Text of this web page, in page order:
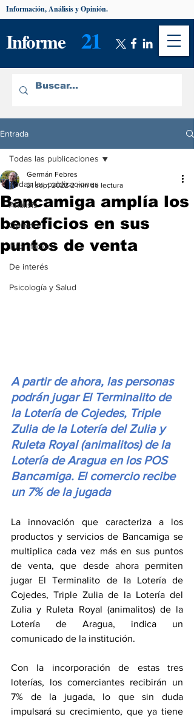
Informe 21
Información, Análisis y Opinión.
Entrada
Todas las publicaciones
Análisis
Opinión
Información
De interés
Psicología y Salud
Todas las publicaciones
Bancamiga amplía los
beneficios en sus
puntos de venta
Germán Febres
21 sept 2022 2 min de lectura
A partir de ahora, las personas
podrán jugar El Terminalito de
la Lotería de Cojedes, Triple
Zulia de la Lotería del Zulia y
Ruleta Royal (animalitos) de la
Lotería de Aragua en los POS
Bancamiga. El comercio recibe
un 7% de la jugada
La innovación que caracteriza a los
productos y servicios de Bancamiga se
multiplica cada vez más en sus puntos
de venta, que desde ahora permiten
jugar El Terminalito de la Lotería de
Cojedes, Triple Zulia de la Lotería del
Zulia y Ruleta Royal (animalitos) de la
Lotería de Aragua, indica un
comunicado de la institución.
Con la incorporación de estas tres
loterías, los comerciantes recibirán un
7% de la jugada, lo que sin duda
impulsará su crecimiento, que ya tiene